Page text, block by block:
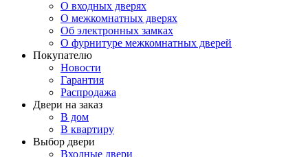
О входных дверях
О межкомнатных дверях
Об электронных замках
О фурнитуре межкомнатных дверей
Покупателю
Новости
Гарантия
Распродажа
Двери на заказ
В дом
В квартиру
Выбор двери
Входные двери